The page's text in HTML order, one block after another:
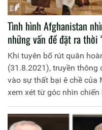
Tình hình Afghanistan
những vấn đề đặt ra thời
Khi tuyên bố rút quân
(31.8.2021), truyền
vào sự thất bại ê chề của
xem xét từ góc nhìn
ý đồ và để lại nhiều cạm
muốn thay thế Mỹ dễ